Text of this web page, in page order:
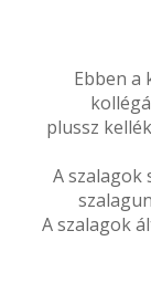
Ebben a
plussz
A szalagok
A szalagok